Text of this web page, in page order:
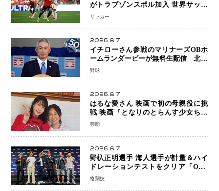
がトラブゾンスポル加入 世界サッカ
ーは「五大リーグ一強」から新時代へ
サッカー
2026.8.7
イチローさん参戦のマリナーズOBホ
ームランダービーが無料生配信 北米
ならではの“魅せる興行”に世界が注目
野球
2026.8.7
はるな愛さん 映画で初の母親役に挑
戦 映画『となりのとらんす少女ちゃ
ん』11月7日公開 未来の自分との対話
芸能
2026.8.7
野杁正明選手 海人選手が計量＆ハイ
ドレーションテストをクリア「ONE
SAMURAI 2」決戦へ万全の準備整う
格闘技